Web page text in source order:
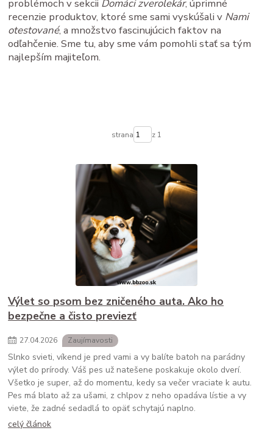
problémoch v sekcii Domáci zverolekár, úprimné
recenzie produktov, ktoré sme sami vyskúšali v Nami
otestované, a množstvo fascinujúcich faktov na
odľahčenie. Sme tu, aby sme vám pomohli stať sa tým
najlepším majiteľom.
strana z 1
Výlet so psom bez zničeného auta. Ako ho
bezpečne a čisto previezť
27.04.2026 Zaujímavosti
Slnko svieti, víkend je pred vami a vy balíte batoh na parádny
výlet do prírody. Váš pes už natešene poskakuje okolo dverí.
Všetko je super, až do momentu, kedy sa večer vraciate k autu.
Pes má blato až za ušami, z chlpov z neho opadáva lístie a vy
viete, že zadné sedadlá to opäť schytajú naplno.
celý článok